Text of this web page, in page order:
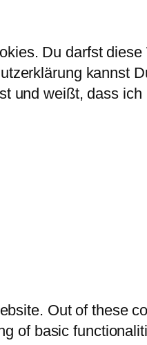
Du darfst
kannst
und weißt, dass
Out of these
of basic